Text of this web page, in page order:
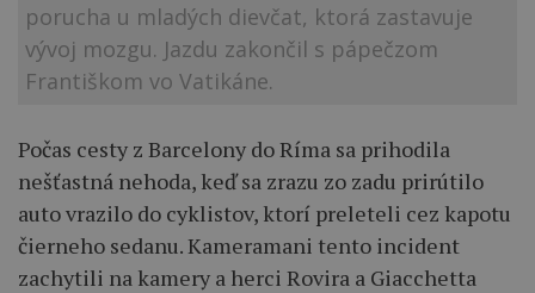
porucha u mladých dievčat, ktorá zastavuje
vývoj mozgu. Jazdu zakončil s pápečzom
Františkom vo Vatikáne.
Počas cesty z Barcelony do Ríma sa prihodila
nešťastná nehoda, keď sa zrazu zo zadu prirútilo
auto vrazilo do cyklistov, ktorí preleteli cez kapotu
čierneho sedanu. Kameramani tento incident
zachytili na kamery a herci Rovira a Giacchetta